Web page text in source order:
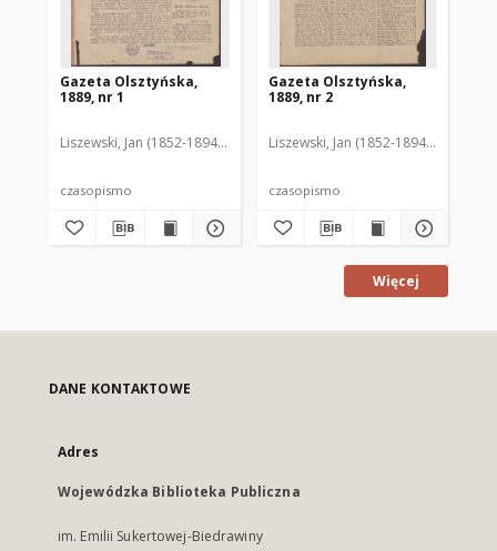
Gazeta Olsztyńska,
1889, nr 1
Liszewski, Jan (1852-1894). Red.
czasopismo
Gazeta Olsztyńska,
1889, nr 2
Liszewski, Jan (1852-1894). Red.
czasopismo
Więcej
DANE KONTAKTOWE
Adres
Wojewódzka Biblioteka Publiczna
im. Emilii Sukertowej-Biedrawiny